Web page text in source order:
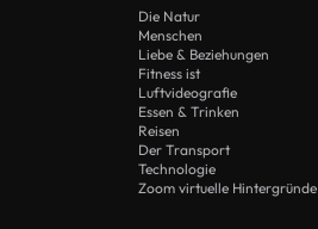
Die Natur
Menschen
Liebe & Beziehungen
Fitness ist
Luftvideografie
Essen & Trinken
Reisen
Der Transport
Technologie
Zoom virtuelle Hintergründe